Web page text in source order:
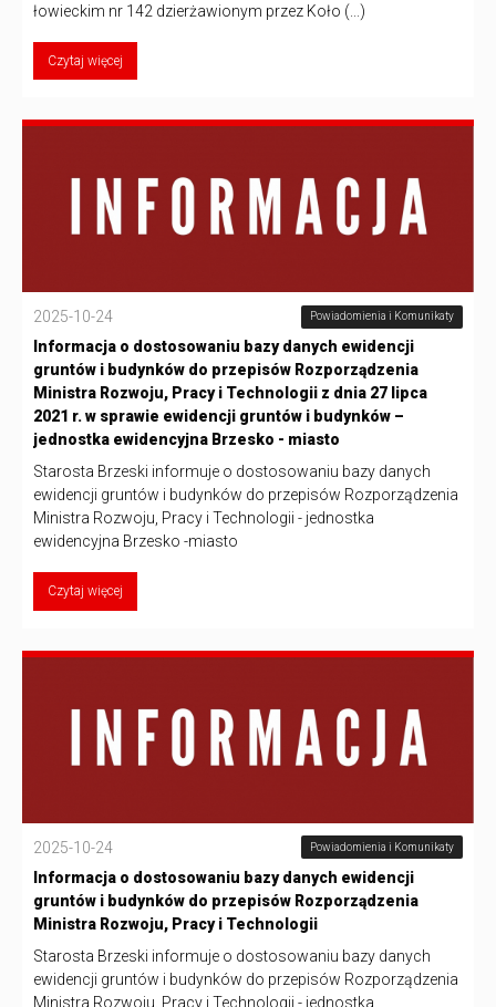
łowieckim nr 142 dzierżawionym przez Koło (...)
Czytaj więcej
2025-10-24 Powiadomienia i Komunikaty
Informacja o dostosowaniu bazy danych ewidencji
gruntów i budynków do przepisów Rozporządzenia
Ministra Rozwoju, Pracy i Technologii z dnia 27 lipca
2021 r. w sprawie ewidencji gruntów i budynków –
jednostka ewidencyjna Brzesko - miasto
Starosta Brzeski informuje o dostosowaniu bazy danych
ewidencji gruntów i budynków do przepisów Rozporządzenia
Ministra Rozwoju, Pracy i Technologii - jednostka
ewidencyjna Brzesko -miasto
Czytaj więcej
2025-10-24 Powiadomienia i Komunikaty
Informacja o dostosowaniu bazy danych ewidencji
gruntów i budynków do przepisów Rozporządzenia
Ministra Rozwoju, Pracy i Technologii
Starosta Brzeski informuje o dostosowaniu bazy danych
ewidencji gruntów i budynków do przepisów Rozporządzenia
Ministra Rozwoju, Pracy i Technologii - jednostka